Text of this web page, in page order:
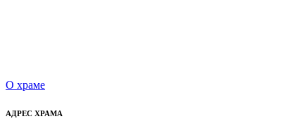
О храме
АДРЕС ХРАМА